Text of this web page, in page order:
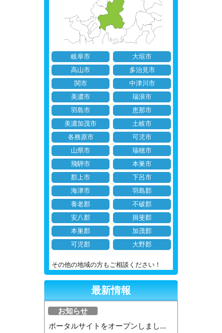
岐阜市
大垣市
高山市
多治見市
関市
中津川市
美濃市
瑞浪市
羽島市
恵那市
美濃加茂市
土岐市
各務原市
可児市
山県市
瑞穂市
飛騨市
本巣市
郡上市
下呂市
海津市
羽島郡
養老郡
不破郡
安八郡
揖斐郡
本巣郡
加茂郡
可児郡
大野郡
その他の地域の方もご相談ください！
最新情報
お知らせ
ポータルサイトをオープンしまし...